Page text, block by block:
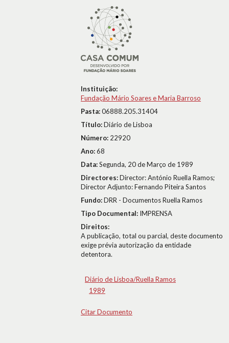
Instituição:
Fundação Mário Soares e Maria Barroso
Pasta:06888.205.31404
Título:Diário de Lisboa
Número: 22920
Ano:68
Data:Segunda, 20 de Março de 1989
Directores:Director: António Ruella Ramos;
Director Adjunto: Fernando Piteira Santos
Fundo:DRR - Documentos Ruella Ramos
Tipo Documental: IMPRENSA
Direitos:
A publicação, total ou parcial, deste documento
exige prévia autorização da entidade
detentora.
Diário de Lisboa/Ruella Ramos
1989
Citar Documento